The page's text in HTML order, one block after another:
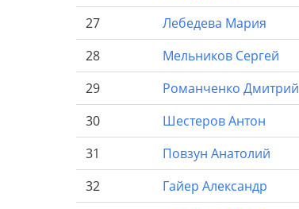
27
Лебедева Мария
28
Мельников Сергей
29
Романченко Дмитрий
30
ШестеровАнтон
31
Повзун Анатолий
32
Гайер Александр